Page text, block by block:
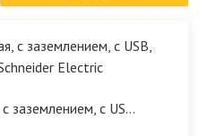
заземлением, c US...